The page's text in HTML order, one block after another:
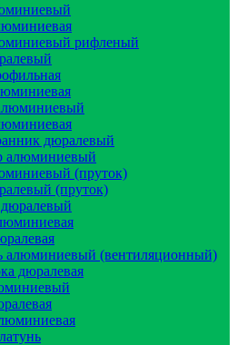
рифленый
дюралевый
алюминиевый
(пруток)
(пруток)
алюминиевый (вентиляционный)
дюралевая